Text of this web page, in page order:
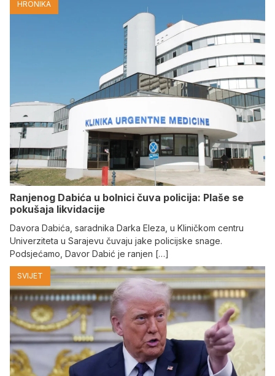
HRONIKA
Ranjenog Dabića u bolnici čuva policija: Plaše se
pokušaja likvidacije
Davora Dabića, saradnika Darka Eleza, u Kliničkom centru
Univerziteta u Sarajevu čuvaju jake policijske snage.
Podsjećamo, Davor Dabić je ranjen […]
SVIJET